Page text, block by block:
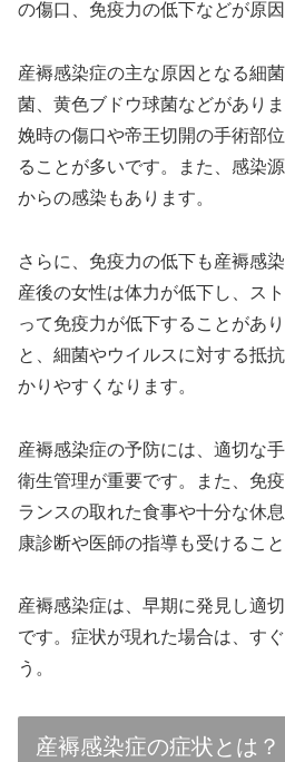
の傷口、免疫力の低下などが原因
産褥感染症の主な原因となる細
菌、黄色ブドウ球菌などがあり
娩時の傷口や帝王切開の手術部
ることが多いです。また、感染
からの感染もあります。
さらに、免疫力の低下も産褥感
産後の女性は体力が低下し、ス
って免疫力が低下することがあ
と、細菌やウイルスに対する抵
かりやすくなります。
産褥感染症の予防には、適切な
衛生管理が重要です。また、免
ランスの取れた食事や十分な休
康診断や医師の指導も受けること
産褥感染症は、早期に発見し適
です。症状が現れた場合は、す
う。
産褥感染症の症状とは？